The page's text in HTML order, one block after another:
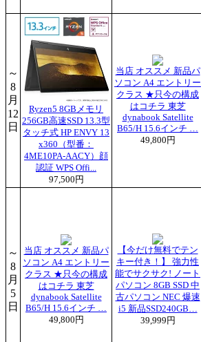
～
8
月
12
日
Ryzen5 8GBメモリ
256GB高速SSD 13.3型
タッチ式 HP ENVY 13
x360（型番：
4ME10PA-AACY）顔
認証 WPS Offi...
97,500円
当店 オススメ 新品パ
ソコン A4 エントリー
クラス ★只今の構成
はコチラ 東芝
dynabook Satellite
B65/H 15.6インチ …
49,800円
～
8
月
5
日
当店 オススメ 新品パ
ソコン A4 エントリー
クラス ★只今の構成
はコチラ 東芝
dynabook Satellite
B65/H 15.6インチ …
49,800円
【今だけ無料でテン
キー付き！】 強力性
能でサクサク! ノート
パソコン 8GB SSD 中
古パソコン NEC 爆速
i5 新品SSD240GB…
39,999円